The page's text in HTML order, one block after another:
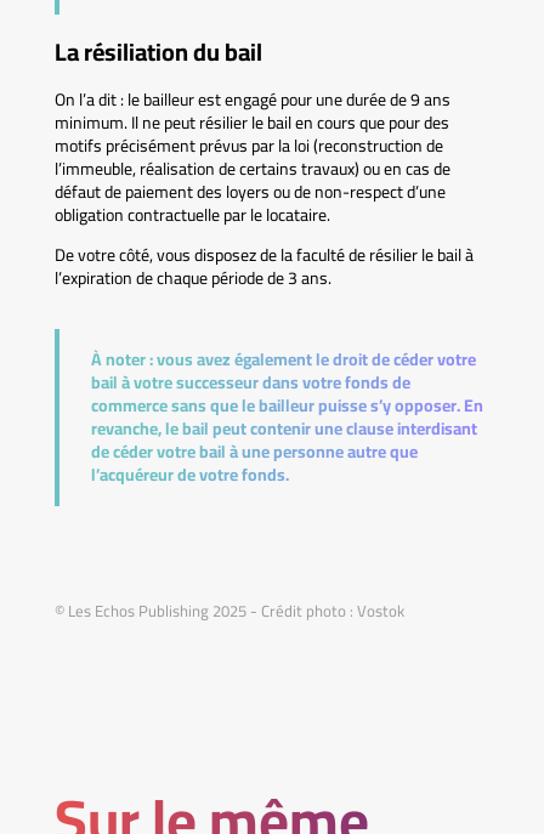
La résiliation du bail
On l’a dit : le bailleur est engagé pour une durée de 9 ans
minimum. Il ne peut résilier le bail en cours que pour des
motifs précisément prévus par la loi (reconstruction de
l’immeuble, réalisation de certains travaux) ou en cas de
défaut de paiement des loyers ou de non-respect d’une
obligation contractuelle par le locataire.
De votre côté, vous disposez de la faculté de résilier le bail à
l’expiration de chaque période de 3 ans.
À noter :vous avez également le droit de céder votre
bail à votre successeur dans votre fonds de
commerce sans que le bailleur puisse s’y opposer. En
revanche, le bail peut contenir une clause interdisant
de céder votre bail à une personne autre que
l’acquéreur de votre fonds.
© Les Echos Publishing 2025 - Crédit photo : Vostok